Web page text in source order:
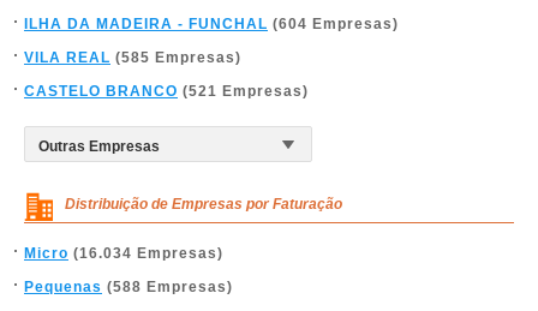
ILHA DA MADEIRA - FUNCHAL (604 Empresas)
VILA REAL (585 Empresas)
CASTELO BRANCO (521 Empresas)
Distribuição de Empresas por Faturação
Micro (16.034 Empresas)
Pequenas (588 Empresas)